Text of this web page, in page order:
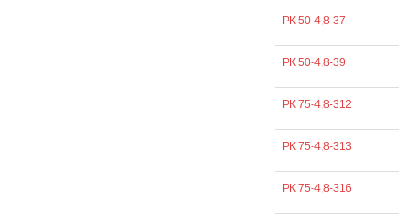
РК 50-4,8-37
РК 50-4,8-39
РК 75-4,8-312
РК 75-4,8-313
РК 75-4,8-316